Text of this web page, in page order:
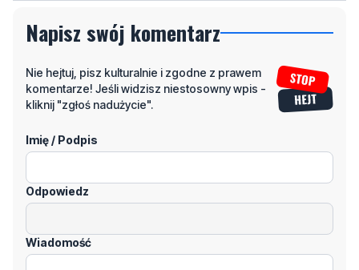
komentarze! Jeśli widzisz niestosowny wpis -
kliknij "zgłoś nadużycie".
Imię / Podpis
Odpowiedz
Wiadomość